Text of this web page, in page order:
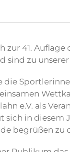
41. Auflage
sind zu
die
e.V. als
sich in diesem
begrüßen zu